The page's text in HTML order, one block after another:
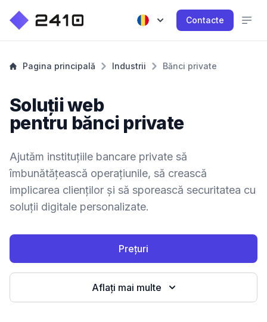
Contacte
Pagina principală Industrii Bănci private
Soluții web
pentru bănci private
Ajutăm instituțiile bancare private să
îmbunătățească operațiunile, să crească
implicarea clienților și să sporească securitatea cu
soluții digitale personalizate.
Prețuri
Aflați mai multe